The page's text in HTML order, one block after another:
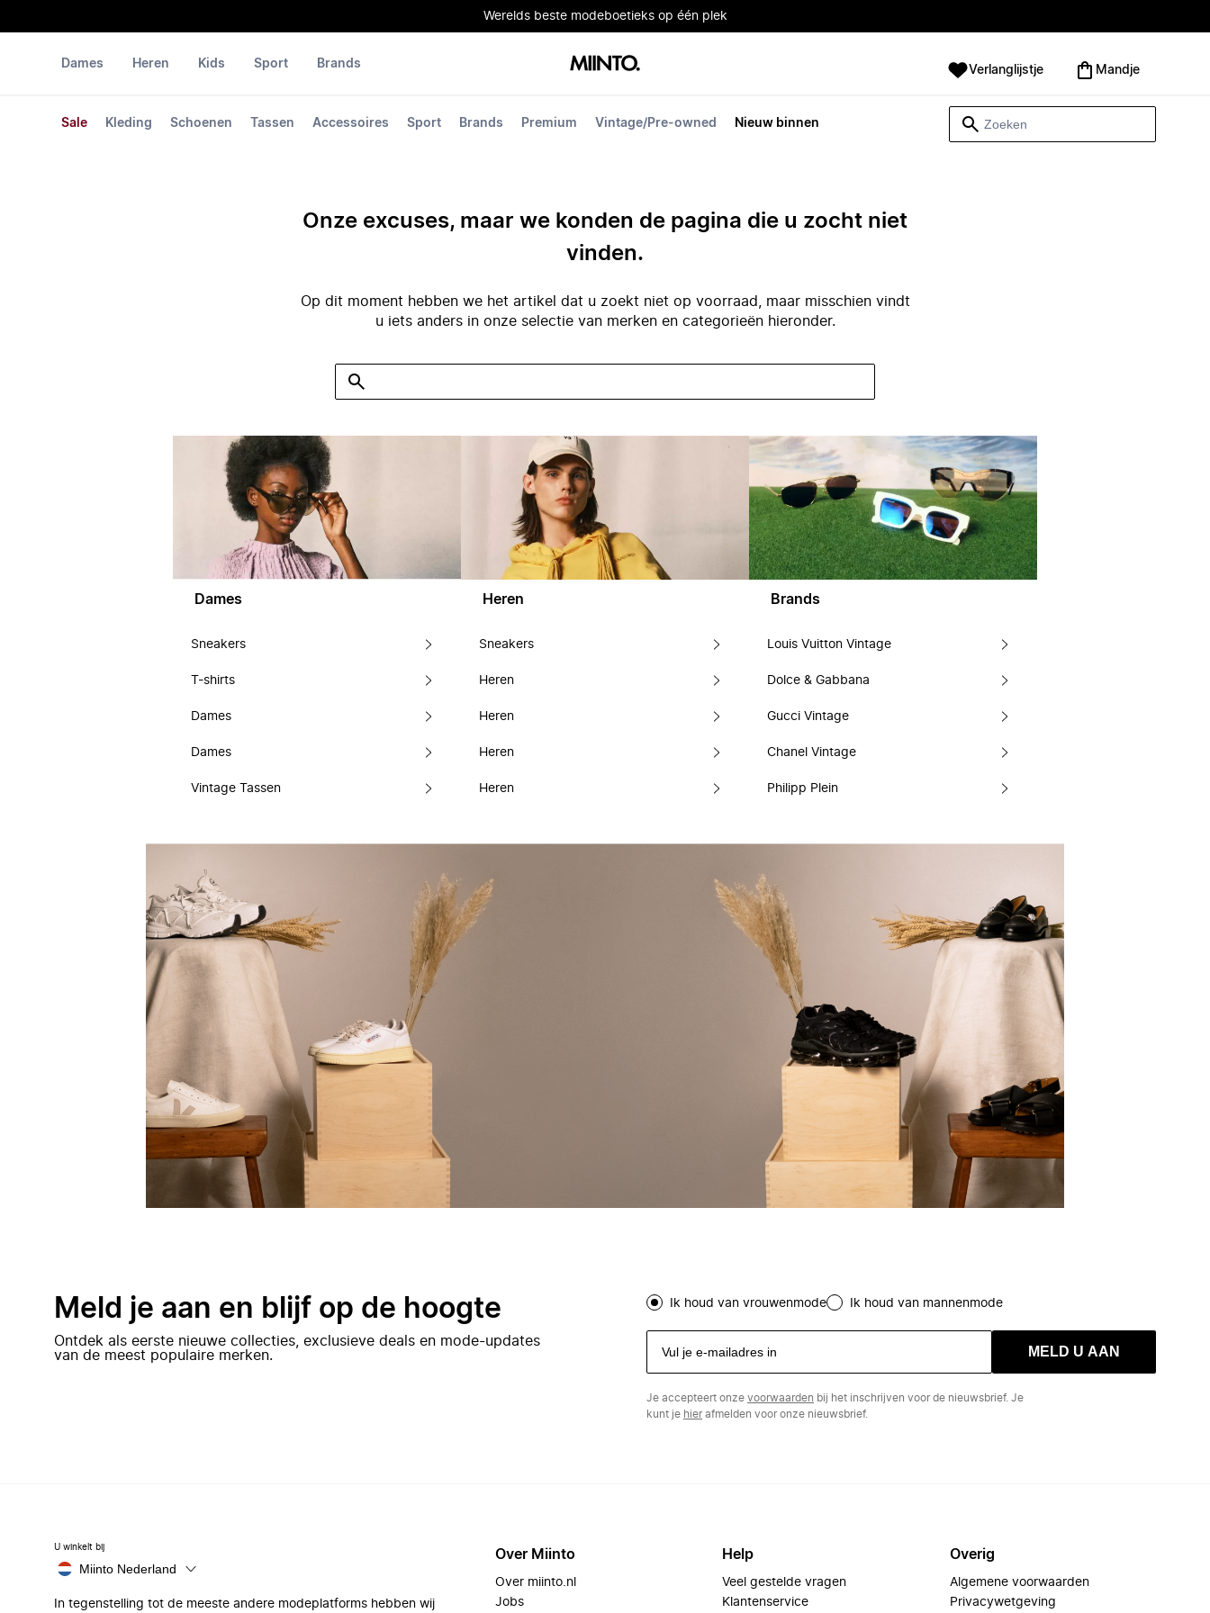
Werelds beste modeboetieks op één plek
Dames
Sale Kleding Schoenen Tassen Accessoires Sport Brands Premium Vintage/Pre-owned Nieuw binnen
Heren Kids Sport Brands Verlanglijstje Mandje
Onze excuses, maar we konden de pagina die u zocht niet
vinden.
Op dit moment hebben we het artikel dat u zoekt niet op voorraad, maar misschien vindt
u iets anders in onze selectie van merken en categorieën hieronder.
Dames
Sneakers
T-shirts
Dames
Dames
Vintage Tassen
Heren
Sneakers
Heren
Heren
Heren
Heren
Brands
Louis Vuitton Vintage
Dolce & Gabbana
Gucci Vintage
Chanel Vintage
Philipp Plein
Meld je aan en blijf op de hoogte
Ontdek als eerste nieuwe collecties, exclusieve deals en mode-updates
van de meest populaire merken.
Ik houd van vrouwenmode Ik houd van mannenmode
MELD U AAN
Je accepteert onze voorwaarden bij het inschrijven voor de nieuwsbrief. Je
kunt je hierafmelden voor onze nieuwsbrief.
U winkelt bij
Miinto Nederland
In tegenstelling tot de meeste andere modeplatforms hebben wij
Over Miinto
Over miinto.nl
Jobs
Help
Veel gestelde vragen
Klantenservice
Overig
Algemene voorwaarden
Privacywetgeving